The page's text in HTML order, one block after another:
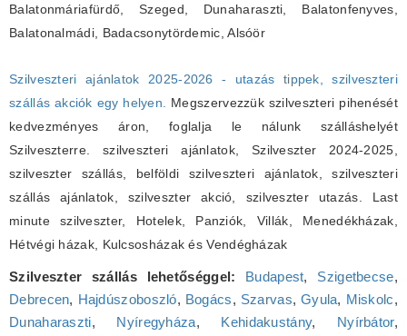
Balatonmáriafürdő, Szeged, Dunaharaszti, Balatonfenyves,
Balatonalmádi, Badacsonytördemic, Alsóör
Szilveszteri ajánlatok 2025-2026 - utazás tippek, szilveszteri
szállás akciók egy helyen.
Megszervezzük szilveszteri pihenését
kedvezményes áron, foglalja le nálunk szálláshelyét
Szilveszterre. szilveszteri ajánlatok, Szilveszter 2024-2025,
szilveszter szállás, belföldi szilveszteri ajánlatok, szilveszteri
szállás ajánlatok, szilveszter akció, szilveszter utazás. Last
minute szilveszter, Hotelek, Panziók, Villák, Menedékházak,
Hétvégi házak, Kulcsosházak és Vendégházak
Szilveszter szállás lehetőséggel: Budapest, Szigetbecse,
Debrecen, Hajdúszoboszló, Bogács, Szarvas, Gyula, Miskolc,
Dunaharaszti, Nyíregyháza, Kehidakustány, Nyírbátor,